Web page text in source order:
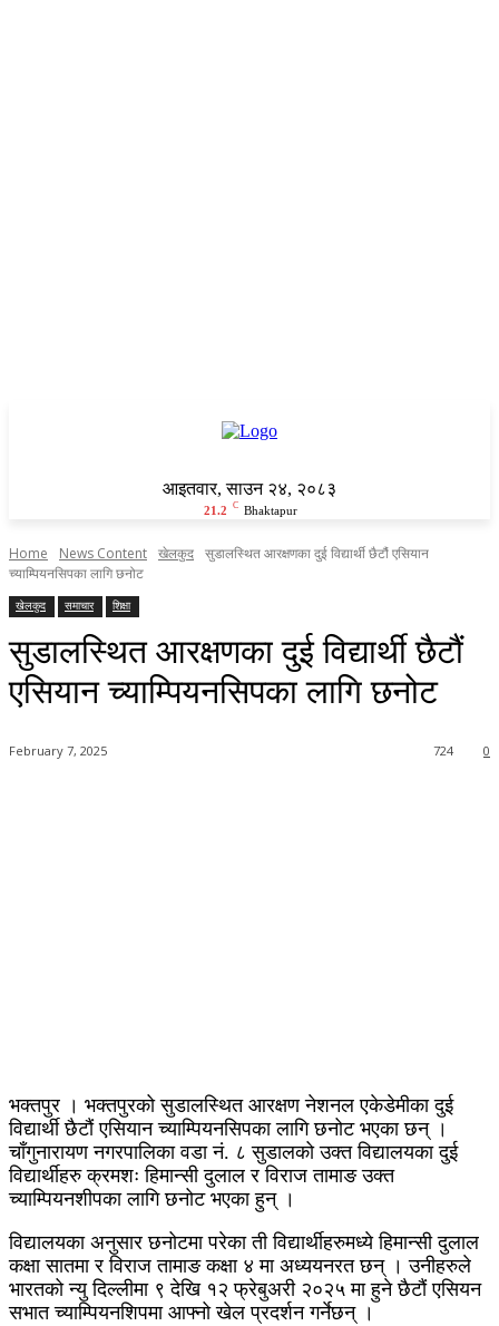
आइतवार, साउन २४, २०८३
21.2 C Bhaktapur
Home News Content खेलकुद सुडालस्थित आरक्षणका दुई विद्यार्थी छैटौं एसियान
च्याम्पियनसिपका लागि छनोट
खेलकुद समाचार शिक्षा
सुडालस्थित आरक्षणका दुई विद्यार्थी छैटौं
एसियान च्याम्पियनसिपका लागि छनोट
February 7, 2025 0
724
भक्तपुर । भक्तपुरको सुडालस्थित आरक्षण नेशनल एकेडेमीका दुई
विद्यार्थी छैटौं एसियान च्याम्पियनसिपका लागि छनोट भएका छन् ।
चाँगुनारायण नगरपालिका वडा नं. ८ सुडालको उक्त विद्यालयका दुई
विद्यार्थीहरु क्रमशः हिमान्सी दुलाल र विराज तामाङ उक्त
च्याम्पियनशीपका लागि छनोट भएका हुन् ।
विद्यालयका अनुसार छनोटमा परेका ती विद्यार्थीहरुमध्ये हिमान्सी दुलाल
कक्षा सातमा र विराज तामाङ कक्षा ४ मा अध्ययनरत छन् । उनीहरुले
भारतको न्यु दिल्लीमा ९ देखि १२ फ्रेबुअरी २०२५ मा हुने छैटौं एसियन
सभात च्याम्पियनशिपमा आफ्नो खेल प्रदर्शन गर्नेछन् ।